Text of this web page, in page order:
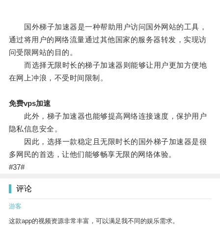
国外梯子加速器是一种帮助用户访问国外网站的工具，
通过将用户的网络流量通过其他国家的服务器转发，实现访
问受限网站的目的。
而选择无限时长的梯子加速器则能够让用户更加方便地
在网上冲浪，不受时间限制。
免费vps加速
此外，梯子加速器也能够提高网络连接速度，保护用户
隐私信息安全。
因此，选择一款稳定且无限时长的国外梯子加速器是很
多网民的首选，让他们能够畅享无限的网络体验。
#37#
评论
游客
这款app的视频资源非常丰富，可以满足我不同的娱乐需求。